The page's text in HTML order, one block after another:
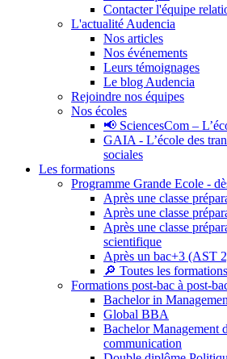
Contacter l'équipe
L'actualité Audencia
Nos articles
Nos événements
Leurs témoignages
Le blog Audencia
Rejoindre nos équipes
Nos écoles
📢 SciencesCom –
GAIA - L’école des
sociales
Les formations
Programme Grande Ecole -
Après une classe
Après une classe
Après une classe
scientifique
Après un bac+3 (AST
🔎 Toutes les
Formations post-bac à post-
Bachelor in
Global BBA
Bachelor Management
communication